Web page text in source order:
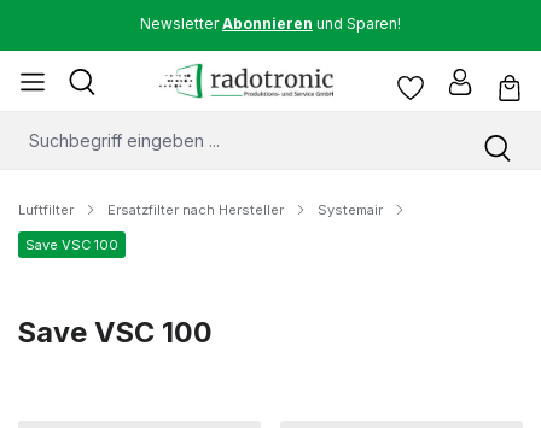
NewsletterAbonnieren und Sparen!
Luftfilter Ersatzfilter nach Hersteller Systemair
Save VSC 100
Save VSC 100